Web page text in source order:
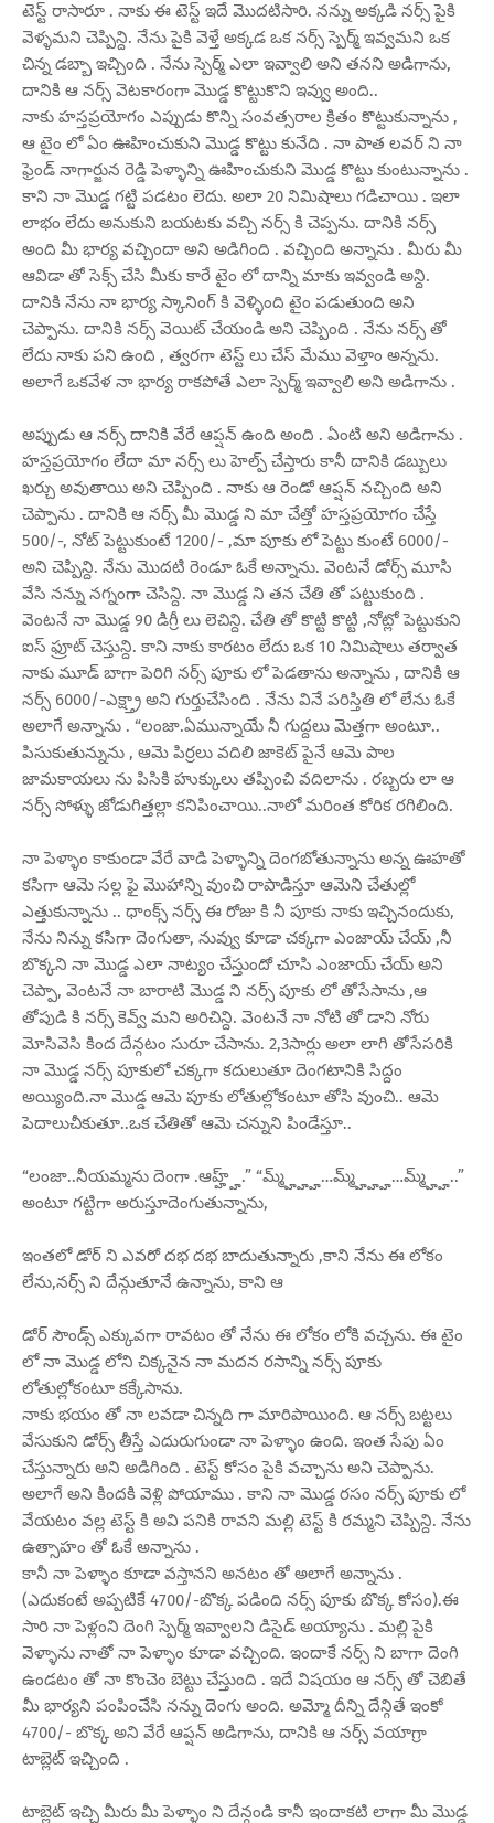
టెస్ట్ రాసారూ . నాకు ఈ టెస్ట్ ఇదే మొదటిసారి. నన్ను అక్కడి నర్స్ పైకి
వెళ్ళమని చెప్పిన్ది. నేను పైకి వెళ్తే అక్కడ ఒక నర్స్ స్పెర్మ్ ఇవ్వమని ఒక
చిన్న డబ్బా ఇచ్చింది . నేను స్పెర్మ్ ఎలా ఇవ్వాలి అని తనని అడిగాను,
దానికి ఆ నర్స్ వెటకారంగా మొడ్డ కొట్టుకొని ఇవ్వు అంది..
నాకు హస్తప్రయోగం ఎప్పుడు కొన్ని సంవత్సరాల క్రితం కొట్టుకున్నాను ,
ఆ టైం లో ఏం ఊహించుకుని మొడ్డ కొట్టు కునేది . నా పాత లవర్ ని నా
ఫ్రెండ్ నాగార్జున రెడ్డి పెళ్ళాన్ని ఊహించుకుని మొడ్డ కొట్టు కుంటున్నాను .
కాని నా మొడ్డ గట్టి పడటం లెదు. అలా 20 నిమిషాలు గడిచాయి . ఇలా
లాభం లేదు అనుకుని బయటకు వచ్చి నర్స్ కి చెప్పను. దానికి నర్స్
అంది మీ భార్య వచ్చిందా అని అడిగింది . వచ్చింది అన్నాను . మీరు మీ
ఆవిడా తో సెక్స్ చేసి మీకు కారే టైం లో దాన్ని మాకు ఇవ్వండి అన్ది.
దానికి నేను నా భార్య స్కానింగ్ కి వెళ్ళింది టైం పడుతుంది అని
చెప్పాను. దానికి నర్స్ వెయిట్ చేయండి అని చెప్పింది . నేను నర్స్ తో
లేదు నాకు పని ఉంది , త్వరగా టెస్ట్ లు చేస్ మేము వెళ్తాం అన్నను.
అలాగే ఒకవేళ నా భార్య రాకపోతే ఎలా స్పెర్మ్ ఇవ్వాలి అని అడిగాను .
అప్పుడు ఆ నర్స్ దానికి వేరే ఆప్షన్ ఉంది అంది . ఏంటి అని అడిగాను .
హస్తప్రయోగం లేదా మా నర్స్ లు హెల్ప్ చేస్తారు కానీ దానికి డబ్బులు
ఖర్చు అవుతాయి అని చెప్పింది . నాకు ఆ రెండో ఆప్షన్ నచ్చింది అని
చెప్పాను . దానికి ఆ నర్స్ మీ మొడ్డ ని మా చేత్తో హస్తప్రయోగం చేస్తే
500/-, నోట్ పెట్టుకుంటే 1200/- ,మా పూకు లో పెట్టు కుంటే 6000/-
అని చెప్పిన్ది. నేను మొదటి రెండూ ఓకే అన్నాను. వెంటనే డోర్స్ మూసి
వేసి నన్ను నగ్నంగా చెసిన్ది. నా మొడ్డ ని తన చేతి తో పట్టుకుంది .
వెంటనే నా మొడ్డ 90 డిగ్రీ లు లెచిన్ది. చేతి తో కొట్టి కొట్టి ,నోట్లో పెట్టుకుని
ఐస్ ఫ్రూట్ చెస్తున్ది. కాని నాకు కారటం లేదు ఒక 10 నిమిషాలు తర్వాత
నాకు మూడ్ బాగా పెరిగి నర్స్ పూకు లో పెడతాను అన్నాను , దానికి ఆ
నర్స్ 6000/-ఎక్ష్త్రా అని గుర్తుచేసింది . నేను వినే పరిస్తితి లో లేను ఓకే
అలాగే అన్నాను . “లంజా.ఏమున్నాయే నీ గుద్దలు మెత్తగా అంటూ..
పిసుకుతున్నును , ఆమె పిర్రలు వదిలి జాకెట్ పైనే ఆమె పాల
జామకాయలు ను పిసికి హుక్కులు తప్పించి వదిలాను . రబ్బరు లా ఆ
నర్స్ సోళ్ళు జోడుగిత్తల్లా కనిపించాయి..నాలో మరింత కోరిక రగిలింది.
నా పెళ్ళాం కాకుండా వేరే వాడి పెళ్ళాన్ని దెంగబోతున్నాను అన్న ఊహతో
కసిగా ఆమె సల్ల ఫై మొహాన్ని వుంచి రాపాడిస్తూ ఆమెని చేతుల్లో
ఎత్తుకున్నాను .. ధాంక్స్ నర్స్ ఈ రోజు కి నీ పూకు నాకు ఇచ్చినందుకు,
నేను నిన్ను కసిగా దెంగుతా, నువ్వు కూడా చక్కగా ఎంజాయ్ చేయ్ ,నీ
బొక్కని నా మొడ్డ ఎలా నాట్యం చేస్తుందో చూసి ఎంజాయ్ చేయ్ అని
చెప్పా, వెంటనే నా బారాటి మొడ్డ ని నర్స్ పూకు లో తోసేసాను ,ఆ
తోపుడి కి నర్స్ కెవ్వ్ మని అరిచిన్ది. వెంటనే నా నోటి తో డాని నోరు
మోసివెసి కింద దేన్గటం సురూ చేసాను. 2,3సార్లు అలా లాగి తోసేసరికి
నా మొడ్డ నర్స్ పూకులో చక్కగా కదులుతూ దెంగటానికి సిద్దం
అయ్యింది.నా మొడ్డ ఆమె పూకు లోతుల్లోకంటూ తోసి వుంచి.. ఆమె
పెదాలుచీకుతూ..ఒక చేతితో ఆమె చన్నుని పిండేస్తూ..
“లంజా..నీయమ్మను దెంగా .ఆహ్హ్హ్.” “మ్మ్హ్హ్హ్…మ్మ్హ్హ్హ్…మ్మ్హ్హ్..”
అంటూ గట్టిగా అరుస్తూదెంగుతున్నాను,
ఇంతలో డోర్ ని ఎవరో దభ దభ బాదుతున్నారు ,కాని నేను ఈ లోకం
లేను,నర్స్ ని దేన్గుతూనే ఉన్నాను, కాని ఆ
డోర్ సౌండ్స్ ఎక్కువగా రావటం తో నేను ఈ లోకం లోకి వచ్చను. ఈ టైం
లో నా మొడ్డ లోని చిక్కనైన నా మదన రసాన్ని నర్స్ పూకు
లోతుల్లోకంటూ కక్కేసాను.
నాకు భయం తో నా లవడా చిన్నది గా మారిపాయింది. ఆ నర్స్ బట్టలు
వేసుకుని డోర్స్ తీస్తే ఎదురుగుండా నా పెళ్ళాం ఉంది. ఇంత సేపు ఏం
చేస్తున్నారు అని అడిగింది . టెస్ట్ కోసం పైకి వచ్చాను అని చెప్పాను.
అలాగే అని కిందకి వెళ్లి పోయాము . కాని నా మొడ్డ రసం నర్స్ పూకు లో
వేయటం వల్ల టెస్ట్ కి అవి పనికి రావని మల్లి టెస్ట్ కి రమ్మని చెప్పిన్ది. నేను
ఉత్సాహం తో ఓకే అన్నాను .
కానీ నా పెళ్ళాం కూడా వస్తానని అనటం తో అలాగే అన్నాను .
(ఎదుకంటే అప్పటికే 4700/-బొక్క పడింది నర్స్ పూకు బొక్క కోసం).ఈ
సారి నా పెళ్లంని దెంగి స్పెర్మ్ ఇవ్వాలని డిసైడ్ అయ్యాను . మల్లి పైకి
వెళ్ళాను నాతో నా పెళ్ళాం కూడా వచ్చింది. ఇందాకే నర్స్ ని బాగా దెంగి
ఉండటం తో నా కొంచెం బెట్టు చేస్తుంది . ఇదే విషయం ఆ నర్స్ తో చెబితే
మీ భార్యని పంపించేసి నన్ను దెంగు అంది. అమ్మో దీన్ని దేన్గితే ఇంకో
4700/- బొక్క అని వేరే ఆప్షన్ అడిగాను, దానికి ఆ నర్స్ వయాగ్రా
టాబ్లెట్ ఇచ్చింది .
టాబ్లెట్ ఇచ్చి మీరు మీ పెళ్ళాం ని దేన్గండి కానీ ఇందాకటి లాగా మీ మొడ్డ